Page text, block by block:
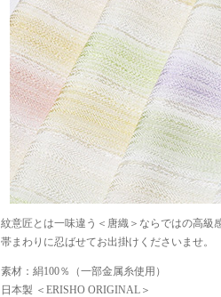
紋意匠とは一味違う＜唐織＞ならではの高級
帯まわりに忍ばせてお出掛けくださいませ。
素材：絹100％（一部金属糸使用）
日本製 ＜ERISHO ORIGINAL＞